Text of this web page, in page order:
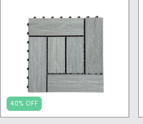
40% OFF